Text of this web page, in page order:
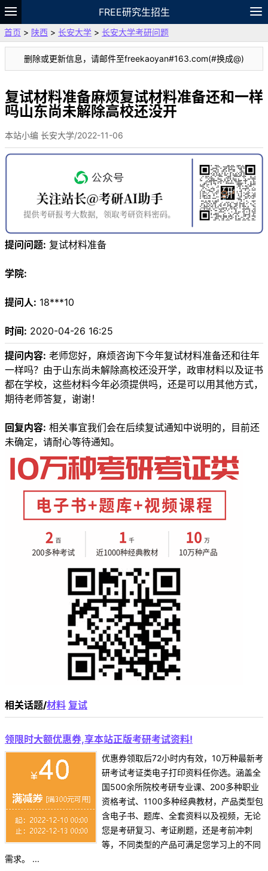
FREE研究生招生
题库
故事 专题 APP 笔记
VIP
资料
首页 > 陕西 > 长安大学 > 长安大学考研问题
删除或更新信息，请邮件至freekaoyan#163.com(#换成@)
复试材料准备麻烦复试材料准备还和一样
吗山东尚未解除高校还没开
本站小编 长安大学/2022-11-06
提问问题: 复试材料准备
学院:
提问人: 18***10
时间: 2020-04-26 16:25
提问内容: 老师您好，麻烦咨询下今年复试材料准备还和往年
一样吗？由于山东尚未解除高校还没开学，政审材料以及证书
都在学校，这些材料今年必须提供吗，还是可以用其他方式，
期待老师答复，谢谢！
回复内容: 相关事宜我们会在后续复试通知中说明的，目前还
未确定，请耐心等待通知。
相关话题/材料 复试
领限时大额优惠券,享本站正版考研考试资料!
优惠券领取后72小时内有效，10万种最新考
研考试考证类电子打印资料任你选。涵盖全
国500余所院校考研专业课、200多种职业
资格考试、1100多种经典教材，产品类型包
含电子书、题库、全套资料以及视频，无论
您是考研复习、考证刷题，还是考前冲刺
等，不同类型的产品可满足您学习上的不同
需求。 ...